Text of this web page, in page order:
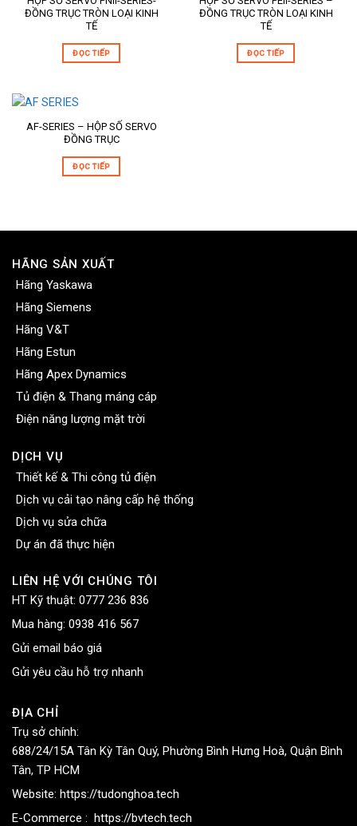
ĐỒNG TRỤC TRÒN LOẠI KINH
TẾ
ĐỌC TIẾP
ĐỒNG TRỤC TRÒN LOẠI KINH
TẾ
ĐỌC TIẾP
AF-SERIES – HỘP SỐ SERVO
ĐỒNG TRỤC
ĐỌC TIẾP
HÃNG SẢN XUẤT
Hãng Yaskawa
Hãng Siemens
Hãng V&T
Hãng Estun
Hãng Apex Dynamics
Tủ điện & Thang máng cáp
Điện năng lượng mặt trời
DỊCH VỤ
Thiết kế & Thi công tủ điện
Dịch vụ cải tạo nâng cấp hệ thống
Dịch vụ sửa chữa
Dự án đã thực hiện
LIÊN HỆ VỚI CHÚNG TÔI
HT Kỹ thuật: 0777 236 836
Mua hàng: 0938 416 567
Gửi email báo giá
Gửi yêu cầu hỗ trợ nhanh
ĐỊA CHỈ
Trụ sở chính:
688/24/15A Tân Kỳ Tân Quý, Phường Bình Hưng Hoà, Quận Bình
Tân, TP HCM
Website: https://tudonghoa.tech
E-Commerce : https://bvtech.tech